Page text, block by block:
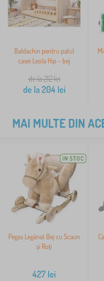
Baldachin pentru patul
casei Leola Hip - bej
de la 212lei
de la204lei
MAI MULTE DIN
IN STOC
Pegas Legănat Bej cu Scaun
și Roți
427 lei